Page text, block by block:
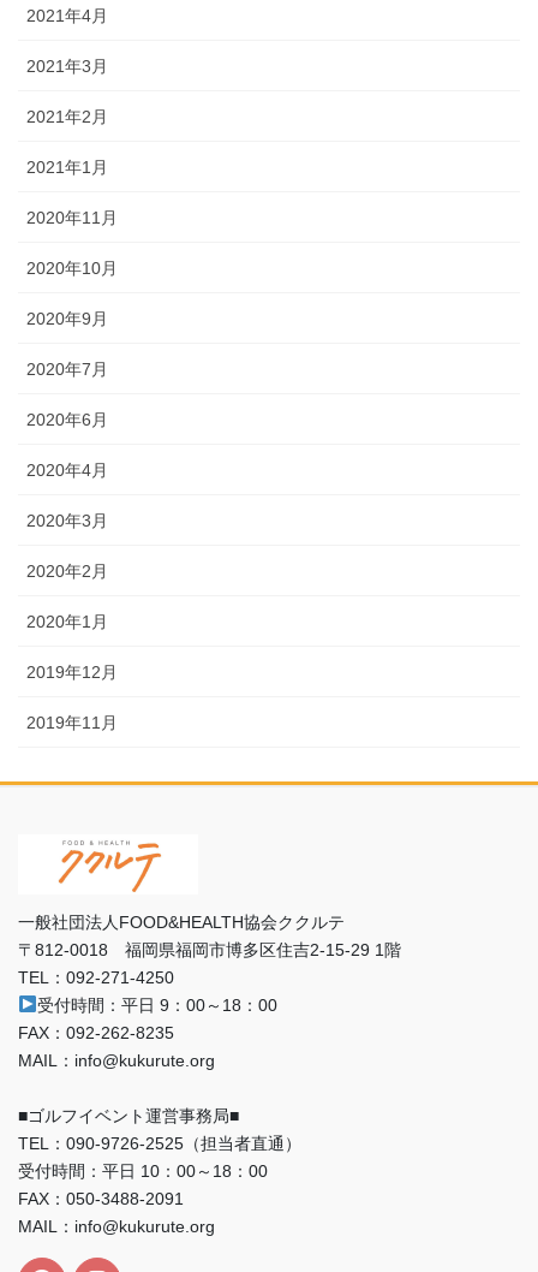
2021年4月
2021年3月
2021年2月
2021年1月
2020年11月
2020年10月
2020年9月
2020年7月
2020年6月
2020年4月
2020年3月
2020年2月
2020年1月
2019年12月
2019年11月
一般社団法人FOOD&HEALTH協会ククルテ
〒812-0018 福岡県福岡市博多区住吉2-15-29 1階
TEL：092-271-4250
受付時間：平日 9：00～18：00
FAX：092-262-8235
MAIL：info@kukurute.org
■ゴルフイベント運営事務局■
TEL：090‐9726‐2525（担当者直通）
受付時間：平日 10：00～18：00
FAX：050-3488-2091
MAIL：info@kukurute.org